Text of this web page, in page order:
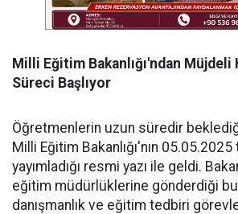
Milli Eğitim Bakanlığı'ndan Müjdeli
Süreci Başlıyor
Öğretmenlerin uzun süredir
Milli Eğitim Bakanlığı'nın
yayımladığı resmi yazı ile geldi.
eğitim müdürlüklerine gönderdiği bu
danışmanlık ve eğitim tedbiri